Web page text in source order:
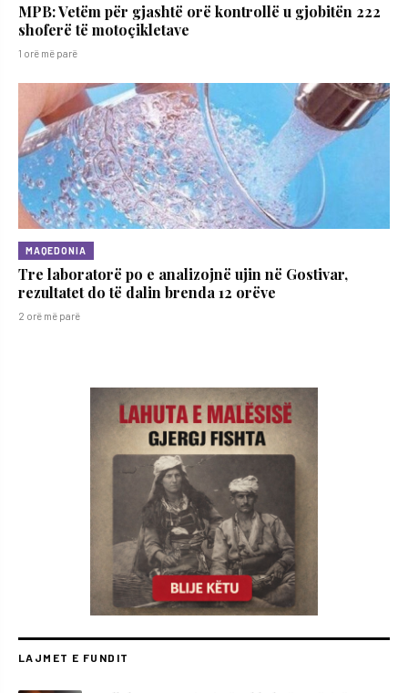
MPB: Vetëm për gjashtë orë kontrollë u gjobitën 222
shoferë të motoçikletave
1 orë më parë
MAQEDONIA
Tre laboratorë po e analizojnë ujin në Gostivar,
rezultatet do të dalin brenda 12 orëve
2 orë më parë
LAJMET E FUNDIT